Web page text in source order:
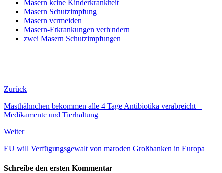
Masern keine Kinderkrankheit
Masern Schutzimpfung
Masern vermeiden
Masern-Erkrankungen verhindern
zwei Masern Schutzimpfungen
Zurück
Masthähnchen bekommen alle 4 Tage Antibiotika verabreicht –
Medikamente und Tierhaltung
Weiter
EU will Verfügungsgewalt von maroden Großbanken in Europa
Schreibe den ersten Kommentar